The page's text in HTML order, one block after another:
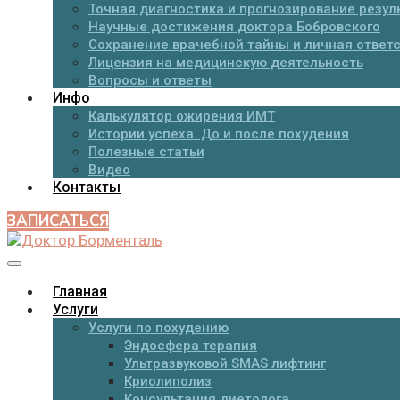
Точная диагностика и прогнозирование
Научные достижения доктора Бобровского
Сохранение врачебной тайны и личная
Лицензия на медицинскую деятельность
Вопросы и ответы
Инфо
Калькулятор ожирения ИМТ
Истории успеха. До и после похудения
Полезные статьи
Видео
Контакты
ЗАПИСАТЬСЯ
Главная
Услуги
Услуги по похудению
Эндосфера терапия
Ультразвуковой SMAS лифтинг
Криолиполиз